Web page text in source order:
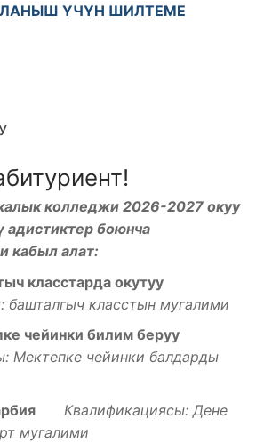
ҮЧҮН ШИЛТЕМЕ
колледжи 2026-2027 окуу
боюнча
кабыл алат:
класстарда окутуу
башталгыч класстын мугалими
чейинки билим беруу
Мектепке чейинки балдарды
Квалификациясы: Дене
мугалими